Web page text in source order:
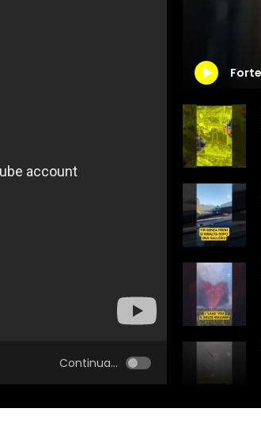
Continua...